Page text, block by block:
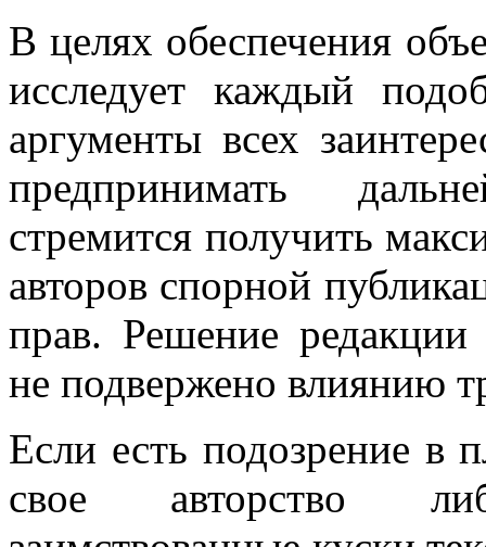
В целях обеспечения
исследует каждый
аргументы всех
предпринимать
стремится получить
авторов спорной
прав. Решение редакции
не подвержено влиянию
Если есть подозрение в
свое авторство